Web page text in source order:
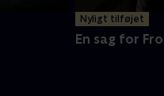
Nyligt tilføjet
En sag for